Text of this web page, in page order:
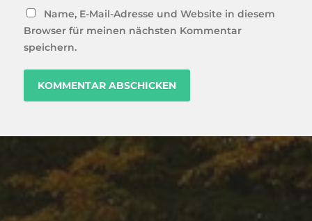
Name, E-Mail-Adresse und Website in diesem
Browser für meinen nächsten Kommentar
speichern.